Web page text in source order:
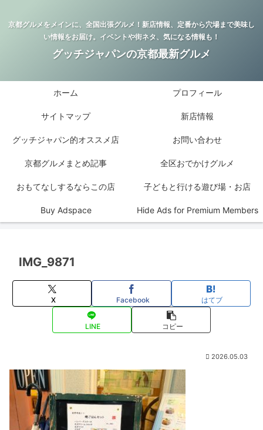
京都グルメをメインに、全国出張グルメ！新店情報、定番から穴場まで美味し
い情報をお届け。イベントや街ネタ、気になる情報も！
グッチジャパンの京都最新グルメ
ホーム プロフィール
サイトマップ 新店情報
グッチジャパン的オススメ店 お問い合わせ
京都グルメまとめ記事 全区おでかけグルメ
おもてなしするならこの店 子どもと行ける遊び場・お店
Buy Adspace Hide Ads for Premium Members
IMG_9871
X Facebook はてブ
LINE コピー
2026.05.03